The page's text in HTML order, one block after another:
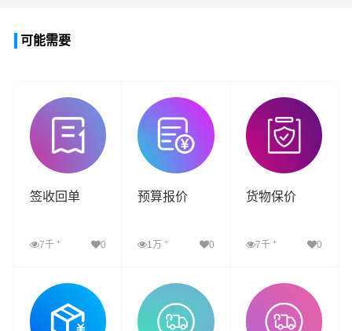
可能需要
签收回单
7千 + 0
查看详细
预算报价
1万+ 0
查看详细
货物保价
7千 + 0
查看详细